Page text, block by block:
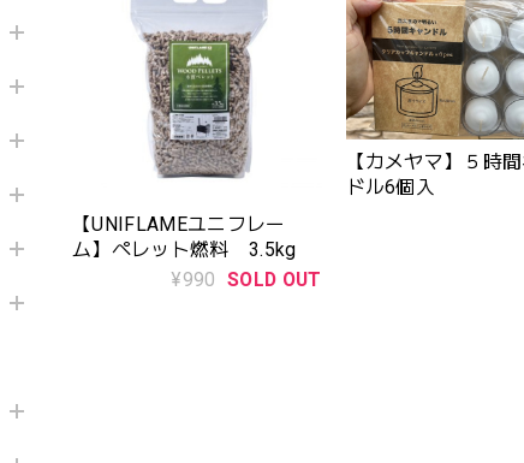
【UNIFLAMEユニフレー
ム】ペレット燃料 3.5kg
¥990 SOLD OUT
【カメヤマ】５時
ドル6個入